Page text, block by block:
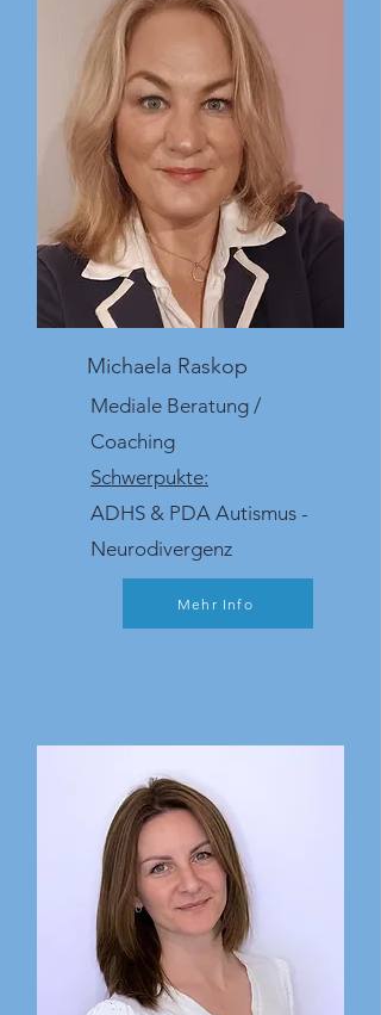
Michaela Raskop
Mediale Beratung /
Coaching
Schwerpukte:
ADHS & PDA Autismus -
Neurodivergenz​
Mehr Info